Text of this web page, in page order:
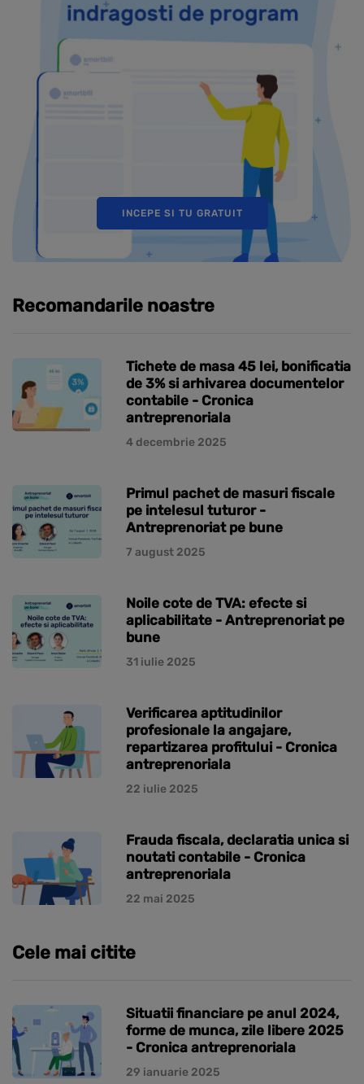
INCEPE SI TU GRATUIT
Recomandarile noastre
Tichete de masa 45 lei, bonificatia
de 3% si arhivarea documentelor
contabile - Cronica
antreprenoriala
4 decembrie 2025
Primul pachet de masuri fiscale
pe intelesul tuturor -
Antreprenoriat pe bune
7 august 2025
Noile cote de TVA: efecte si
aplicabilitate - Antreprenoriat pe
bune
31 iulie 2025
Verificarea aptitudinilor
profesionale la angajare,
repartizarea profitului - Cronica
antreprenoriala
22 iulie 2025
Frauda fiscala, declaratia unica si
noutati contabile - Cronica
antreprenoriala
22 mai 2025
Cele mai citite
Situatii financiare pe anul 2024,
forme de munca, zile libere 2025
- Cronica antreprenoriala
29 ianuarie 2025